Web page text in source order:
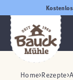
Home Rezepte